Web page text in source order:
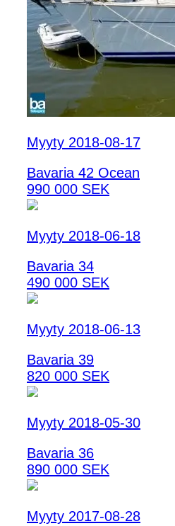
Myyty 2018-08-17
Bavaria 42 Ocean
990 000 SEK
Myyty 2018-06-18
Bavaria 34
490 000 SEK
Myyty 2018-06-13
Bavaria 39
820 000 SEK
Myyty 2018-05-30
Bavaria 36
890 000 SEK
Myyty 2017-08-28